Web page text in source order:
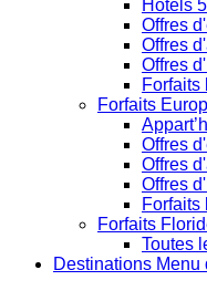
Hôtels
Offres
Offres
Offres
Forfaits
Forfaits
Offres
Offres
Offres
Forfaits
Forfaits
Toutes
Destinations Menu